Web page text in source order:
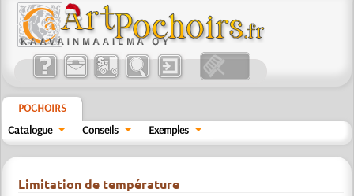
POCHOIRS
Catalogue
Conseils Exemples
Limitation de température